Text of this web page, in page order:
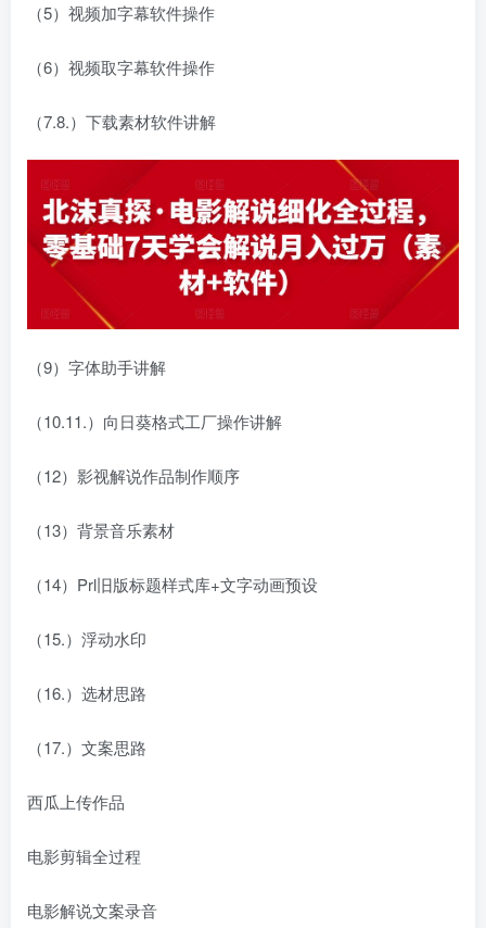
（5）视频加字幕软件操作
（6）视频取字幕软件操作
（7.8.）下载素材软件讲解
（9）字体助手讲解
（10.11.）向日葵格式工厂操作讲解
（12）影视解说作品制作顺序
（13）背景音乐素材
（14）Prl旧版标题样式库+文字动画预设
（15.）浮动水印
（16.）选材思路
（17.）文案思路
西瓜上传作品
电影剪辑全过程
电影解说文案录音